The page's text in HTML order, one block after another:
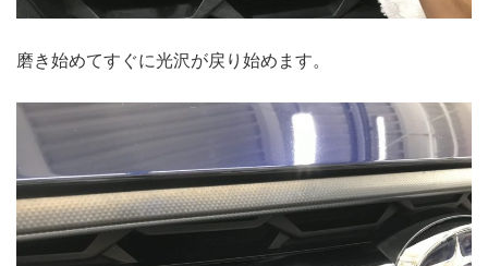
磨き始めてすぐに光沢が戻り始めます。